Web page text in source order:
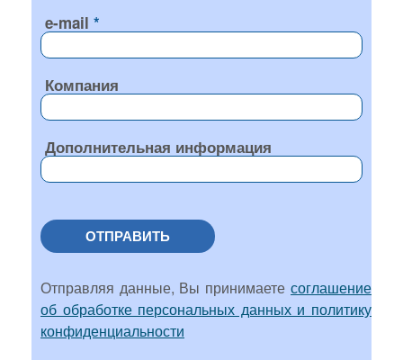
e-mail
Компания
Дополнительная информация
ОТПРАВИТЬ
Отправляя данные, Вы принимаете соглашение
об обработке персональных данных и политику
конфиденциальности